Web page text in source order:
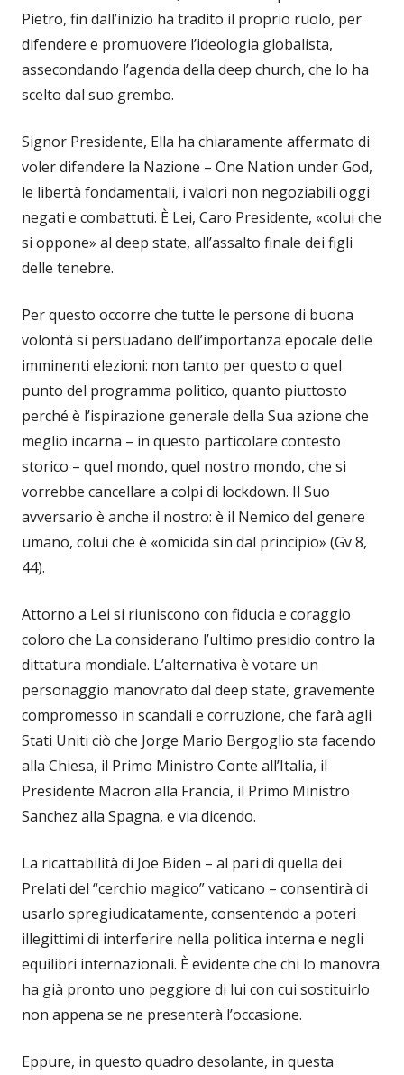
Pietro, fin dall’inizio ha tradito il proprio ruolo, per
difendere e promuovere l’ideologia globalista,
assecondando l’agenda della deep church, che lo ha
scelto dal suo grembo.
Signor Presidente, Ella ha chiaramente affermato di
voler difendere la Nazione – One Nation under God,
le libertà fondamentali, i valori non negoziabili oggi
negati e combattuti. È Lei, Caro Presidente, «colui che
si oppone» al deep state, all’assalto finale dei figli
delle tenebre.
Per questo occorre che tutte le persone di buona
volontà si persuadano dell’importanza epocale delle
imminenti elezioni: non tanto per questo o quel
punto del programma politico, quanto piuttosto
perché è l’ispirazione generale della Sua azione che
meglio incarna – in questo particolare contesto
storico – quel mondo, quel nostro mondo, che si
vorrebbe cancellare a colpi di lockdown. Il Suo
avversario è anche il nostro: è il Nemico del genere
umano, colui che è «omicida sin dal principio» (Gv 8,
44).
Attorno a Lei si riuniscono con fiducia e coraggio
coloro che La considerano l’ultimo presidio contro la
dittatura mondiale. L’alternativa è votare un
personaggio manovrato dal deep state, gravemente
compromesso in scandali e corruzione, che farà agli
Stati Uniti ciò che Jorge Mario Bergoglio sta facendo
alla Chiesa, il Primo Ministro Conte all’Italia, il
Presidente Macron alla Francia, il Primo Ministro
Sanchez alla Spagna, e via dicendo.
La ricattabilità di Joe Biden – al pari di quella dei
Prelati del “cerchio magico” vaticano – consentirà di
usarlo spregiudicatamente, consentendo a poteri
illegittimi di interferire nella politica interna e negli
equilibri internazionali. È evidente che chi lo manovra
ha già pronto uno peggiore di lui con cui sostituirlo
non appena se ne presenterà l’occasione.
Eppure, in questo quadro desolante, in questa